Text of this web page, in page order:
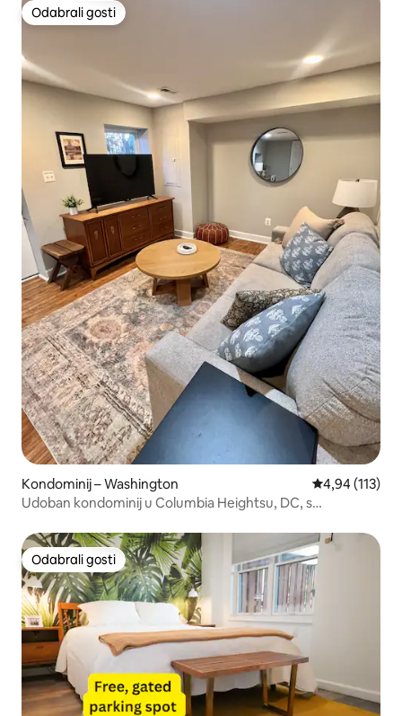
Odabrali gosti
Odabrali gosti
Kondominij – Washington Prosječna
4,94 (113)
Udoban kondominij u Columbia Heightsu, DC, s
Odabrali gosti
Odabrali gosti